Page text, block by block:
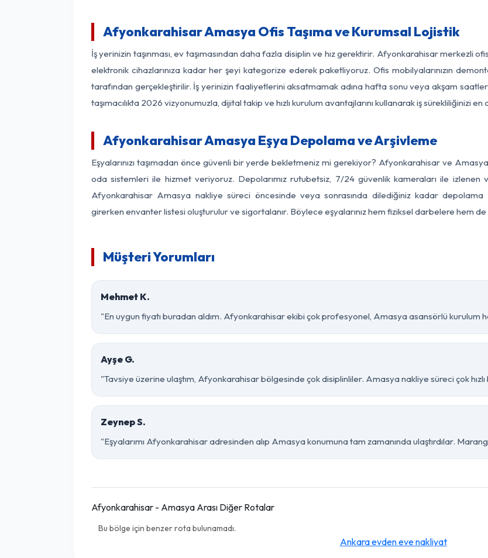
Afyonkarahisar Amasya Ofis Taşıma ve Kurumsal Lojistik
İş yerinizin taşınması, ev taşımasından daha fazla disiplin ve hız gerektirir. Afyonkarahisar merkezli
elektronik cihazlarınıza kadar her şeyi kategorize ederek paketliyoruz. Ofis mobilyalarınızın
tarafından gerçekleştirilir. İş yerinizin faaliyetlerini aksatmamak adına hafta sonu veya akşam
taşımacılıkta 2026 vizyonumuzla, dijital takip ve hızlı kurulum avantajlarını kullanarak iş sürekliliğinizi
Afyonkarahisar Amasya Eşya Depolama ve Arşivleme
Eşyalarınızı taşımadan önce güvenli bir yerde bekletmeniz mi gerekiyor? Afyonkarahisar ve
oda sistemleri ile hizmet veriyoruz. Depolarımız rutubetsiz, 7/24 güvenlik kameraları ile
Afyonkarahisar Amasya nakliye süreci öncesinde veya sonrasında dilediğiniz kadar depolama
girerken envanter listesi oluşturulur ve sigortalanır. Böylece eşyalarınız hem fiziksel darbelere hem de
Müşteri Yorumları
Mehmet K.
"En uygun fiyatı buradan aldım. Afyonkarahisar ekibi çok profesyonel, Amasya asansörlü kurulum
Ayşe G.
"Tavsiye üzerine ulaştım, Afyonkarahisar bölgesinde çok disiplinliler. Amasya nakliye süreci çok hızlı
Zeynep S.
"Eşyalarımı Afyonkarahisar adresinden alıp Amasya konumuna tam zamanında ulaştırdılar.
Afyonkarahisar - Amasya Arası Diğer Rotalar
Bu bölge için benzer rota bulunamadı.
Ankara evden eve nakliyat